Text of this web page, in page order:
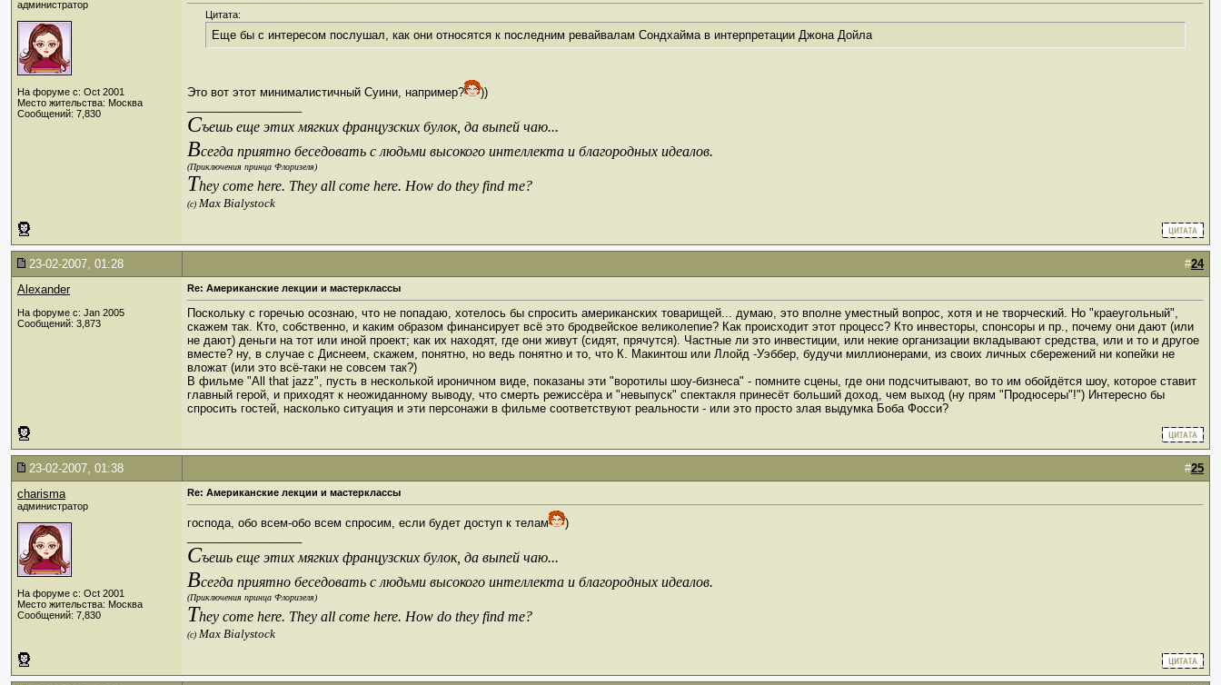
администратор
На форуме с: Oct 2001
Место жительства: Москва
Сообщений: 7,830
Цитата:
Еще бы с интересом послушал, как они относятся к последним ревайвалам Сондхайма в интерпретации Джона Дойла
Это вот этот минималистичный Суини, например?
))
Съешь еще этих мягких французских булок, да выпей чаю...
Всегда приятно беседовать с людьми высокого интеллекта и благородных идеалов.
(Приключения принца Флоризеля)
They come here. They all come here. How do they find me?
(c) Max Bialystock
23-02-2007, 01:28 #24
Alexander
На форуме с: Jan 2005
Сообщений: 3,873
Re: Американские лекции и мастерклассы
Поскольку с горечью осознаю, что не попадаю, хотелось бы спросить американских товарищей... думаю, это вполне уместный вопрос, хотя и не творческий. Но "краеугольный",
скажем так. Кто, собственно, и каким образом финансирует всё это бродвейское великолепие? Как происходит этот процесс? Кто инвесторы, спонсоры и пр., почему они дают (или
не дают) деньги на тот или иной проект; как их находят, где они живут (сидят, прячутся). Частные ли это инвестиции, или некие организации вкладывают средства, или и то и другое
вместе? ну, в случае с Диснеем, скажем, понятно, но ведь понятно и то, что К. Макинтош или Ллойд -Уэббер, будучи миллионерами, из своих личных сбережений ни копейки не
вложат (или это всё-таки не совсем так?)
В фильме "All that jazz", пусть в несколькой ироничном виде, показаны эти "воротилы шоу-бизнеса" - помните сцены, где они подсчитывают, во то им обойдётся шоу, которое ставит
главный герой, и приходят к неожиданному выводу, что смерть режиссёра и "невыпуск" спектакля принесёт больший доход, чем выход (ну прям "Продюсеры"!") Интересно бы
спросить гостей, насколько ситуация и эти персонажи в фильме соответствуют реальности - или это просто злая выдумка Боба Фосси?
23-02-2007, 01:38 #25
charisma
администратор
На форуме с: Oct 2001
Место жительства: Москва
Сообщений: 7,830
Re: Американские лекции и мастерклассы
господа, обо всем-обо всем спросим, если будет доступ к телам
)
Съешь еще этих мягких французских булок, да выпей чаю...
Всегда приятно беседовать с людьми высокого интеллекта и благородных идеалов.
(Приключения принца Флоризеля)
They come here. They all come here. How do they find me?
(c) Max Bialystock